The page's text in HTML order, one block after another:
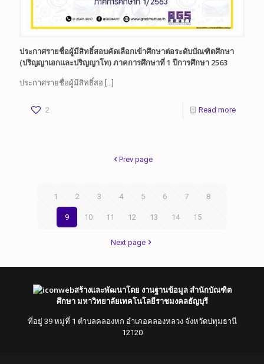
ประกาศรายชื่อผู้มีสิทธิ์สอบคัดเลือกเข้าศึกษาต่อระดับบัณฑิตศึกษา
(ปริญญาเอกและปริญญาโท) ภาคการศึกษาที่ 1 ปีการศึกษา 2563
ประกาศรายชื่อผู้มีสิทธิ์สอ
2 Read more
Prev page
1 2 3 4 5 6 7 8
9 10 11 12 13 14 15
Next page
สร้างและพัฒนาโดย งานฐานข้อมูล สำนักบัณฑิต
ศึกษา มหาวิทยาลัยเทคโนโลยีราชมงคลธัญบุรี
ที่อยู่ 39 หมู่ที่ 1 ตำบลคลองหก อำเภอคลองหลวง จังหวัดปทุมธานี
12120